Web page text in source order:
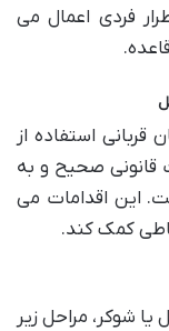
فردی اعمال می
قربانی استفاده از
قانونی صحیح و به
این اقدامات می
کمک کند.
شوکر، مراحل زیر